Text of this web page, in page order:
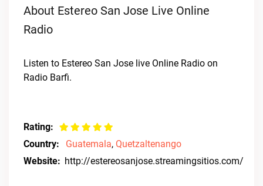
About Estereo San Jose Live Online
Radio
Listen to Estereo San Jose live Online Radio on
Radio Barfi.
Rating:
Country:
Guatemala, Quetzaltenango
Website: http://estereosanjose.streamingsitios.com/